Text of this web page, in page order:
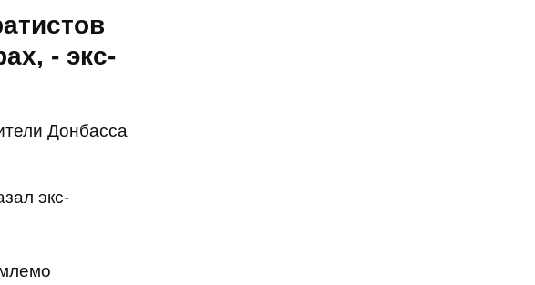
- экс-
Донбасса
экс-